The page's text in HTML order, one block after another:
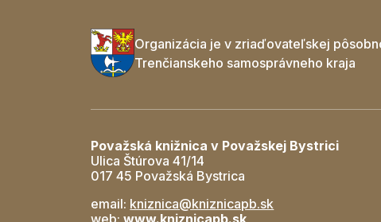
Organizácia je v zriaďovateľskej
Trenčianskeho samosprávneho kraja
Považská knižnica v Považskej Bystrici
Ulica Štúrova 41/14
017 45 Považská Bystrica
email: kniznica@kniznicapb.sk